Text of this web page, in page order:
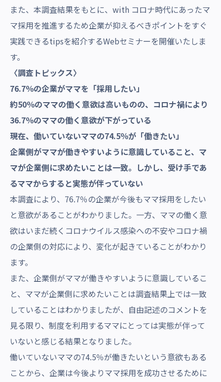
また、本調査結果をもとに、with コロナ時代にあったマ
マ採用を推進するため企業が抑えるべきポイントをすぐ
実践できるtipsを紹介するWebセミナーを開催いたしま
す。
〈調査トピックス〉
76.7％の企業がママを「採用したい」
約50％のママの働く意欲は高いものの、コロナ禍により
36.7％のママの働く意欲が下がっている
現在、働いていないママの74.5％が「働きたい」
企業側がママが働きやすいように意識していること、マ
マが企業側に求めたいことは一致。しかし、受け手であ
るママからすると実態が伴っていない
本調査により、76.7％の企業が今後もママ採用をしたい
と意欲があることがわかりました。一方、ママの働く意
欲はいまだ続くコロナウイルス感染への不安やコロナ禍
の企業側の対応により、変化が起きていることがわかり
ます。
また、企業側がママが働きやすいように意識しているこ
と、ママが企業側に求めたいことは調査結果上では一致
していることはわかりましたが、自由記述のコメントを
見る限り、制度を利用するママにとっては実態が伴って
いないと感じる結果となりました。
働いていないママの74.5％が働きたいという意欲もある
ことから、企業は今後よりママ採用を成功させるために